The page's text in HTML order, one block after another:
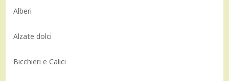
Alberi
Alzate dolci
Bicchieri e Calici